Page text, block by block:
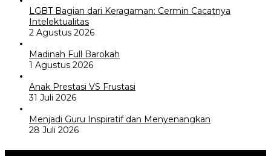
LGBT Bagian dari Keragaman: Cermin Cacatnya
Intelektualitas
2 Agustus 2026
Madinah Full Barokah
1 Agustus 2026
Anak Prestasi VS Frustasi
31 Juli 2026
Menjadi Guru Inspiratif dan Menyenangkan
28 Juli 2026